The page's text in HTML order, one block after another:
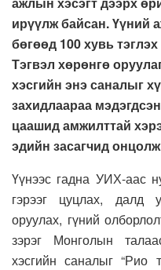
ирүүлж байсан. Үүний
бөгөөд 100 хувь
Тэгвэл хөрөнгө
хэсгийн энэ саналыг
захидлаараа
цаашид амжилттай
эдийн засагчид
Үүнээс гадна УИХ-аас
гэрээг цуцлах, далд
оруулах, гүний
зэрэг Монголын
хэсгийн саналыг “Рио